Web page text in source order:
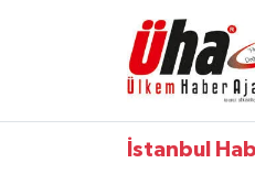
İstanbul
İstanbul Nöbetçi
İstanbul Hava Durumu